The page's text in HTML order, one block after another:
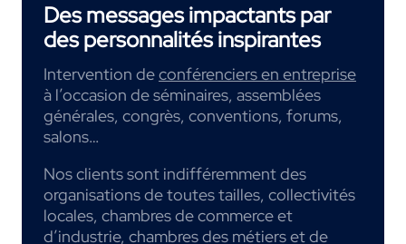
Des messages impactants par
des personnalités inspirantes
Intervention deconférenciers en entreprise
à l’occasion de séminaires, assemblées
générales, congrès, conventions, forums,
salons…
Nos clients sont indifféremment des
organisations de toutes tailles, collectivités
locales, chambres de commerce et
d’industrie, chambres des métiers et de